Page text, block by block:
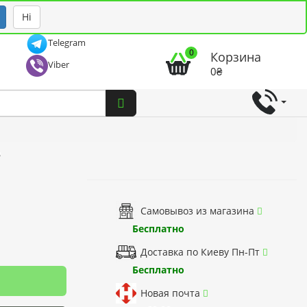
Ні
Telegram
Viber
0 Корзина
0₴
Самовывоз из магазина
Бесплатно
Доставка по Киеву Пн-Пт
Бесплатно
Новая почта